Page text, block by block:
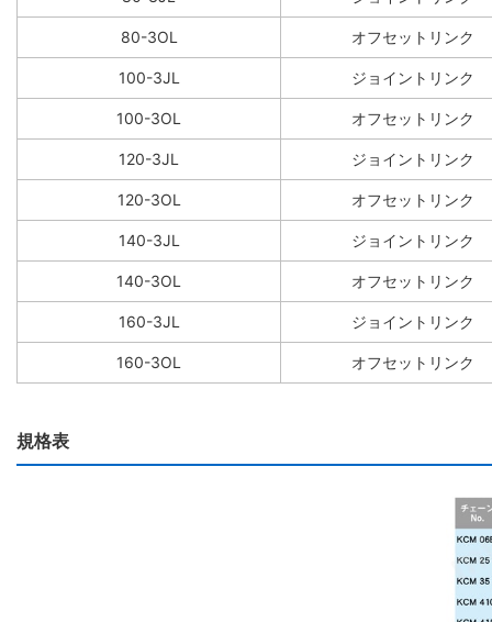
80-3OL オフセットリンク
100-3JL ジョイントリンク
100-3OL オフセットリンク
120-3JL ジョイントリンク
120-3OL オフセットリンク
140-3JL ジョイントリンク
140-3OL オフセットリンク
160-3JL ジョイントリンク
160-3OL オフセットリンク
規格表